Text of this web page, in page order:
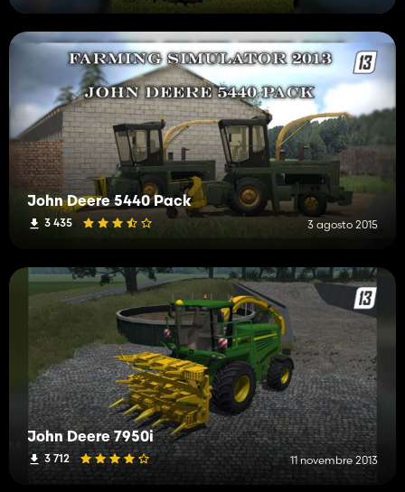
John Deere 5440 Pack
3 435 3 agosto 2015
John Deere 7950i
3 712 11 novembre 2013